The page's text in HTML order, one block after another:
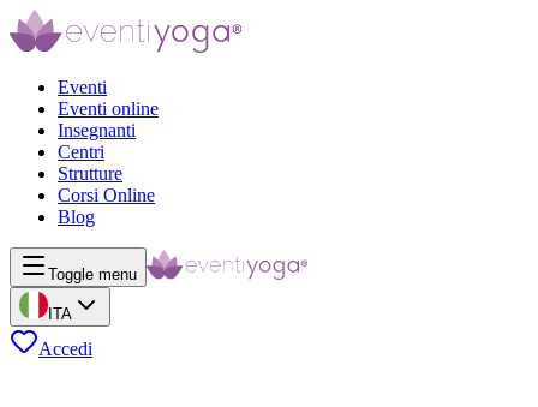
Eventi
Eventi online
Insegnanti
Centri
Strutture
Corsi Online
Blog
Toggle menu
ITA
Accedi